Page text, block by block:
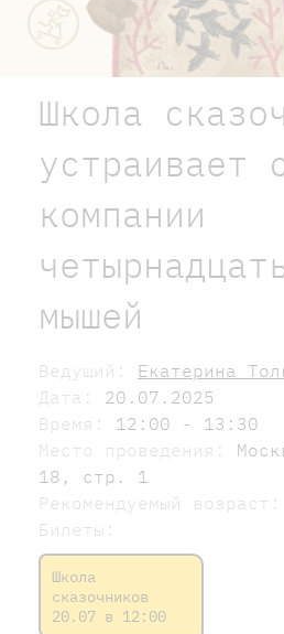
Школа
устраивает
компании
мышей
Ведущий: Екатерина
Дата: 20.07.2025
Время: 12:00 - 13:30
Место проведения:
18, стр. 1
Рекомендуемый возраст:
Билеты:
Школа
сказочников
20.07 в 12:00